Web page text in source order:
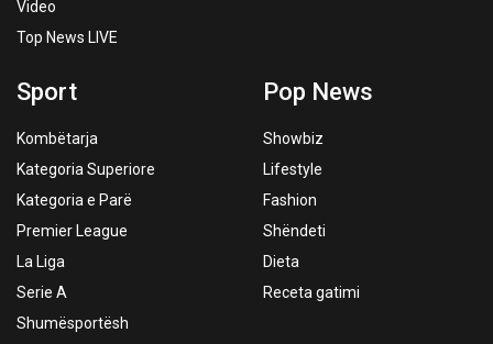
Video
Top News LIVE
Sport
Kombëtarja
Kategoria Superiore
Kategoria e Parë
Premier League
La Liga
Serie A
Shumësportësh
Pop News
Showbiz
Lifestyle
Fashion
Shëndeti
Dieta
Receta gatimi